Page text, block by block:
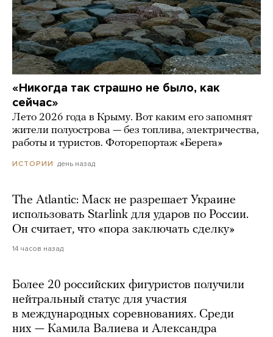
«Никогда так страшно не было, как
сейчас»
Лето 2026 года в Крыму. Вот каким его запомнят
жители полуострова — без топлива, электричества,
работы и туристов. Фоторепортаж «Берега»
ИСТОРИИ день назад
The Atlantic: Маск не разрешает Украине
использовать Starlink для ударов по России.
Он считает, что «пора заключать сделку»
14 часов назад
Более 20 российских фигуристов получили
нейтральный статус для участия
в международных соревнованиях. Среди
них — Камила Валиева и Александра